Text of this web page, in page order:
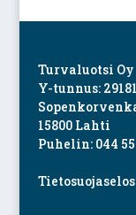
Turvaluotsi Oy
Y-tunnus:
15800 Lahti
Puhelin: 044